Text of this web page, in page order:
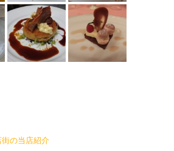
の当店紹介